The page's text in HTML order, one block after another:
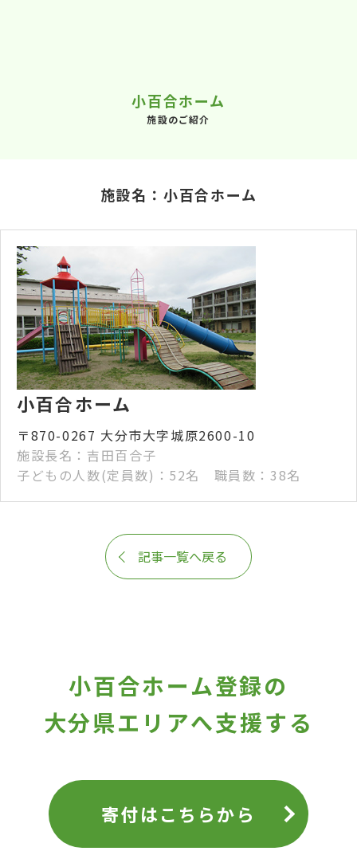
小百合ホーム
施設のご紹介
施設名：小百合ホーム
小百合ホーム
〒870-0267 大分市大字城原2600-10
施設長名：吉田百合子
子どもの人数(定員数)：52名 職員数：38名
記事一覧へ戻る
小百合ホーム登録の
大分県エリアへ支援する
寄付はこちらから